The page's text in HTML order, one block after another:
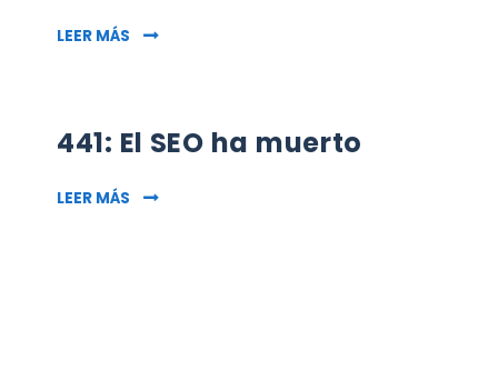
LEER MÁS 458: ¿EL SEO HA MUERTO CON LA IA?
441: El SEO ha muerto
LEER MÁS 441: EL SEO HA MUERTO